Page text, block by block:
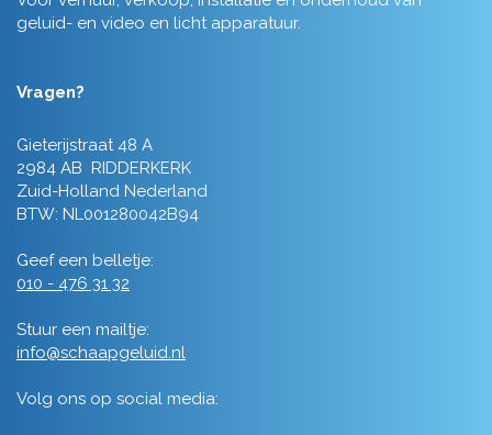
geluid- en video en licht apparatuur.
Vragen?
Gieterijstraat 48 A
2984 AB RIDDERKERK
Zuid-Holland Nederland
BTW: NL001280042B94
Geef een belletje:
010 - 476 31 32
Stuur een mailtje:
info@schaapgeluid.nl
Volg ons op social media: